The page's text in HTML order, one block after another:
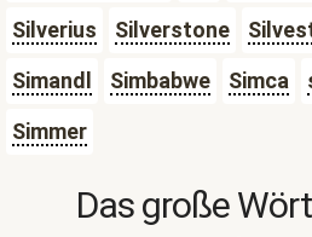
Silverius
Silverstone
Simandl
Simbabwe Simca
Simmer
Das große